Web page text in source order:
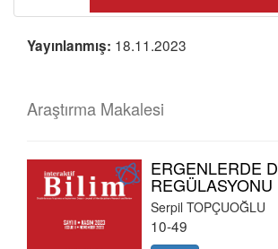
Yayınlanmış: 18.11.2023
Araştırma Makalesi
ERGENLERDE
REGÜLASYONU
Serpil TOPÇUOĞLU
10-49